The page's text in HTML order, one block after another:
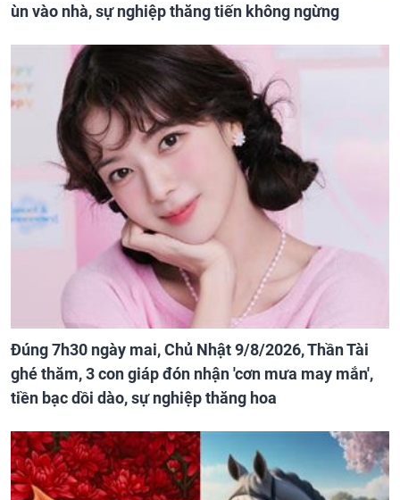
ùn vào nhà, sự nghiệp thăng tiến không ngừng
Đúng 7h30 ngày mai, Chủ Nhật 9/8/2026, Thần Tài
ghé thăm, 3 con giáp đón nhận 'cơn mưa may mắn',
tiền bạc dồi dào, sự nghiệp thăng hoa